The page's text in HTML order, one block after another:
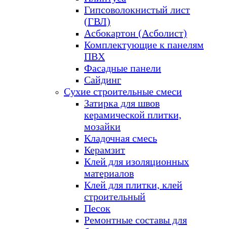
Гипсоволокнистый лист
(ГВЛ)
Асбокартон (Асболист)
Комплектующие к панелям
ПВХ
Фасадные панели
Сайдинг
Сухие строительные смеси
Затирка для швов
керамической плитки,
мозайки
Кладочная смесь
Керамзит
Клей для изоляционных
материалов
Клей для плитки, клей
строительный
Песок
Ремонтные составы для